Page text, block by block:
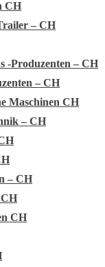
CH
– CH
-Produzenten – CH
– CH
Maschinen CH
– CH
– CH
CH